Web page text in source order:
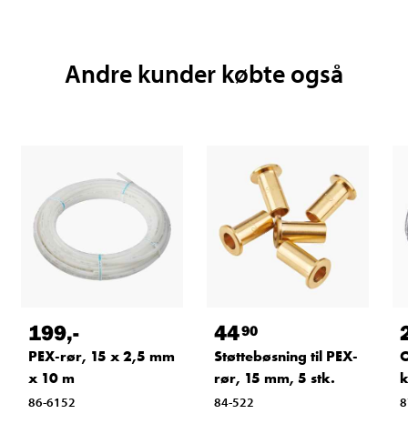
Andre kunder købte også
199,-
PEX-rør, 15 x 2,5 mm
x 10 m
86-6152
4490
Støttebøsning til PEX-
rør, 15 mm, 5 stk.
84-522